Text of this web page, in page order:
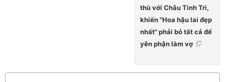
thù với Châu Tinh Trì,
khiến "Hoa hậu lai đẹp
nhất" phải bỏ tất cả để
yên phận làm vợ